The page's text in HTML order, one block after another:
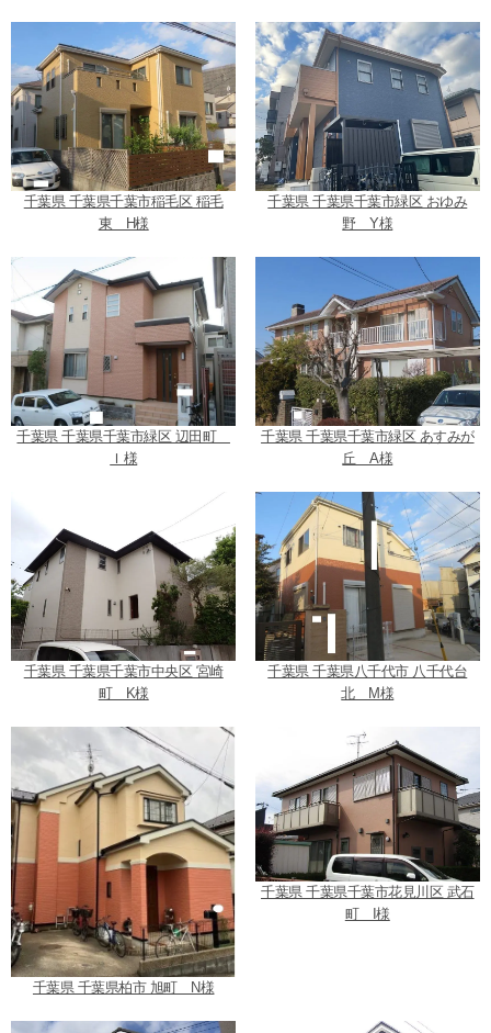
千葉県 千葉県千葉市稲毛区 稲毛
東 H様
千葉県 千葉県千葉市緑区 おゆみ
野 Y様
千葉県 千葉県千葉市緑区 辺田町
Ｉ様
千葉県 千葉県千葉市緑区 あすみが
丘 A様
千葉県 千葉県千葉市中央区 宮崎
町 K様
千葉県 千葉県八千代市 八千代台
北 M様
千葉県 千葉県柏市 旭町 N様
千葉県 千葉県千葉市花見川区 武石
町 I様